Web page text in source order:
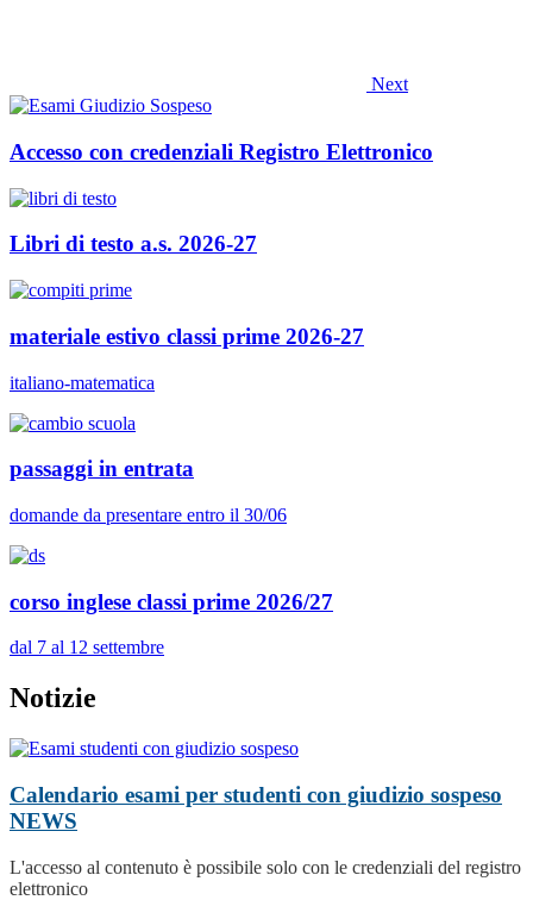
Next
Accesso con credenziali Registro Elettronico
Libri di testo a.s. 2026-27
materiale estivo classi prime 2026-27
italiano-matematica
passaggi in entrata
domande da presentare entro il 30/06
corso inglese classi prime 2026/27
dal 7 al 12 settembre
Notizie
Calendario esami per studenti con giudizio sospeso
NEWS
L'accesso al contenuto è possibile solo con le credenziali del registro
elettronico